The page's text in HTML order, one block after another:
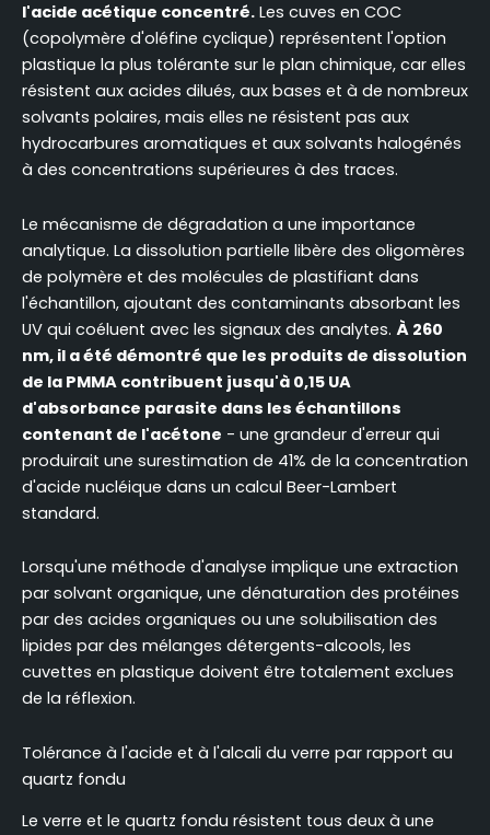
l'acide acétique concentré. Les cuves en COC
(copolymère d'oléfine cyclique) représentent l'option
plastique la plus tolérante sur le plan chimique, car elles
résistent aux acides dilués, aux bases et à de nombreux
solvants polaires, mais elles ne résistent pas aux
hydrocarbures aromatiques et aux solvants halogénés
à des concentrations supérieures à des traces.
Le mécanisme de dégradation a une importance
analytique. La dissolution partielle libère des oligomères
de polymère et des molécules de plastifiant dans
l'échantillon, ajoutant des contaminants absorbant les
UV qui coéluent avec les signaux des analytes. À 260
nm, il a été démontré que les produits de dissolution
de la PMMA contribuent jusqu'à 0,15 UA
d'absorbance parasite dans les échantillons
contenant de l'acétone - une grandeur d'erreur qui
produirait une surestimation de 41% de la concentration
d'acide nucléique dans un calcul Beer-Lambert
standard.
Lorsqu'une méthode d'analyse implique une extraction
par solvant organique, une dénaturation des protéines
par des acides organiques ou une solubilisation des
lipides par des mélanges détergents-alcools, les
cuvettes en plastique doivent être totalement exclues
de la réflexion.
Tolérance à l'acide et à l'alcali du verre par rapport au
quartz fondu
Le verre et le quartz fondu résistent tous deux à une